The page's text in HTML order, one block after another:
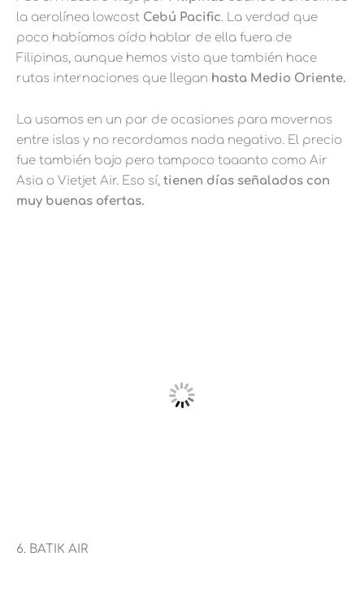
la aerolínea lowcost Cebú Pacific. La verdad que
poco habíamos oído hablar de ella fuera de
Filipinas, aunque hemos visto que también hace
rutas internaciones que llegan hasta Medio Oriente.
La usamos en un par de ocasiones para movernos
entre islas y no recordamos nada negativo. El precio
fue también bajo pero tampoco taaanto como Air
Asia o Vietjet Air. Eso sí, tienen días señalados con
muy buenas ofertas.
6. BATIK AIR